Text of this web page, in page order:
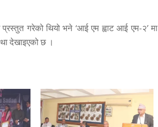
प्रस्तुत गरेको थियो भने ‘आई एम ह्वाट आई एम-२’ मा
देखाइएको छ ।